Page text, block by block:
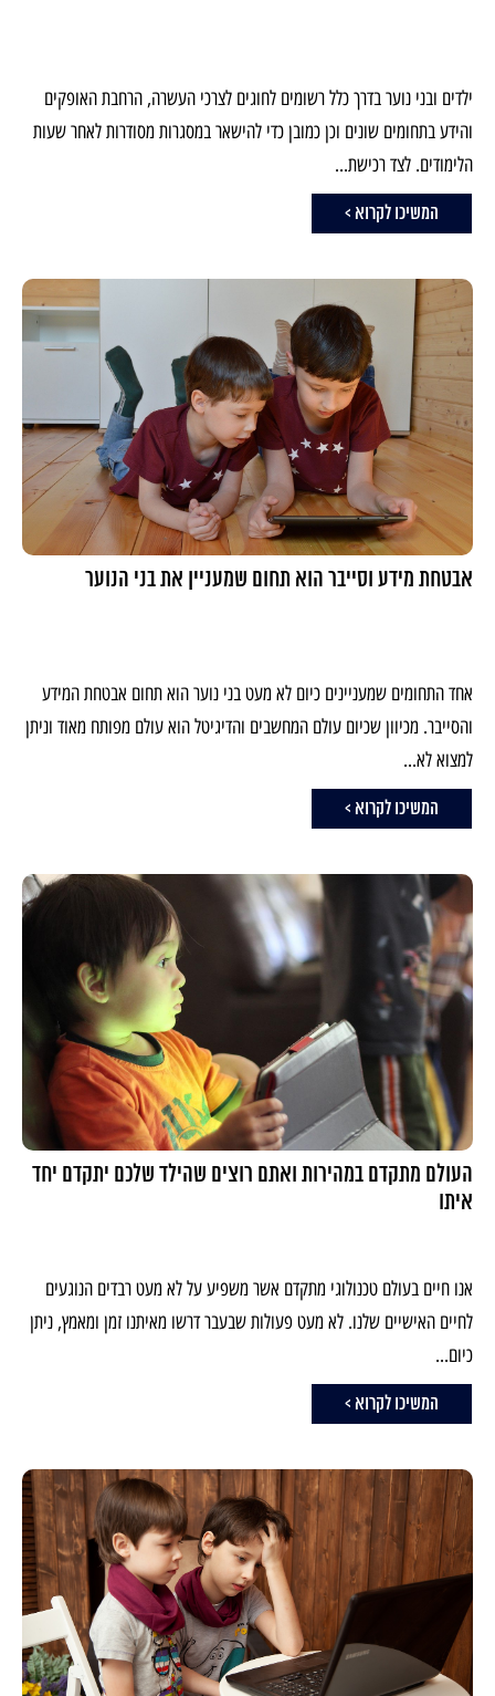
ילדים ובני נוער בדרך כלל רשומים לחוגים לצרכי העשרה, הרחבת האופקים
והידע בתחומים שונים וכן כמובן כדי להישאר במסגרות מסודרות לאחר שעות
הלימודים. לצד רכישת...
המשיכו לקרוא >
אבטחת מידע וסייבר הוא תחום שמעניין את בני הנוער
אחד התחומים שמעניינים כיום לא מעט בני נוער הוא תחום אבטחת המידע
והסייבר. מכיוון שכיום עולם המחשבים והדיגיטל הוא עולם מפותח מאוד וניתן
למצוא לא...
המשיכו לקרוא >
העולם מתקדם במהירות ואתם רוצים שהילד שלכם יתקדם יחד
איתו
אנו חיים בעולם טכנולוגי מתקדם אשר משפיע על לא מעט רבדים הנוגעים
לחיים האישיים שלנו. לא מעט פעולות שבעבר דרשו מאיתנו זמן ומאמץ, ניתן
כיום...
המשיכו לקרוא >